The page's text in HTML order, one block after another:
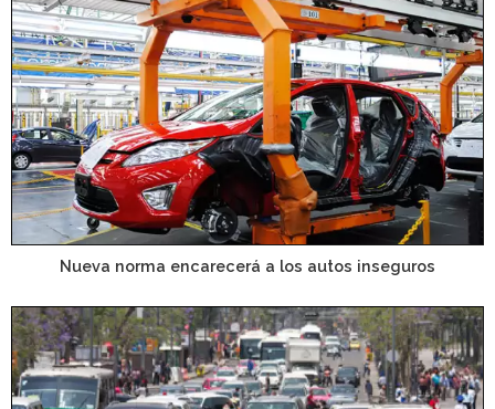
Nueva norma encarecerá a los autos inseguros